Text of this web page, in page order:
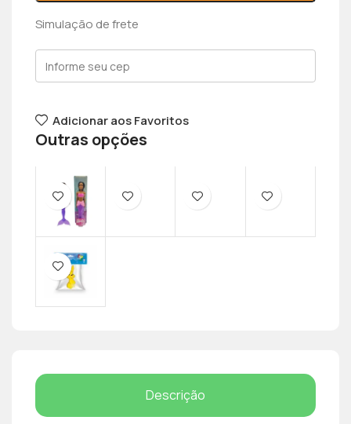
Simulação de frete
Adicionar aos Favoritos
Outras opções
Descrição